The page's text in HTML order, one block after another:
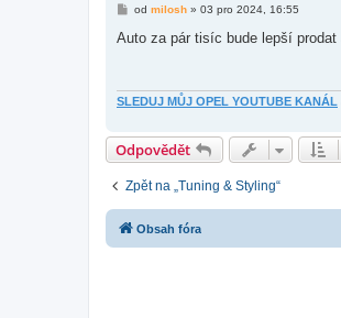
P
í
e
od milosh» 03 pro 2024, 16:55
Auto za pár tisíc bude lepší
SLEDUJ MŮJ OPEL YOUTUBE KANÁL
Odpovědět
Zpět na „Tuning & Styling“
Obsah fóra